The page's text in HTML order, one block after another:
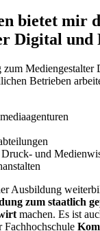
bietet mir
Digital und
Mediengestalter
Betrieben
und
Ausbildung
zum staatlich
machen. Es ist
Fachhochschule